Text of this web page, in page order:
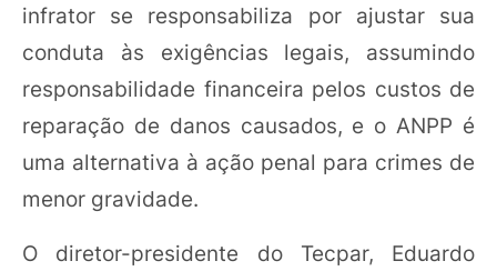
infrator se responsabiliza por ajustar sua
conduta às exigências legais, assumindo
responsabilidade financeira pelos custos de
reparação de danos causados, e o ANPP é
uma alternativa à ação penal para crimes de
menor gravidade.
O diretor-presidente do Tecpar, Eduardo